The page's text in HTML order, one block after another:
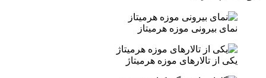
نمای بیرونی موزه هرمیتاز
یکی از تالارهای موزه هرمیتاژ